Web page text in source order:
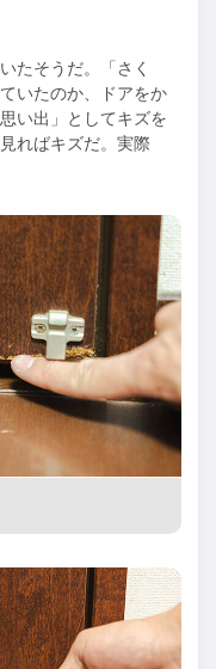
たそうだ。「さく
いたのか、ドアをか
い出」としてキズを
ればキズだ。実際